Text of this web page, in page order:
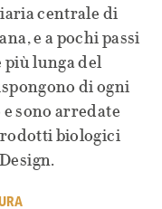
centrale di
e a pochi passi
più lunga del
di ogni
sono arredate
biologici